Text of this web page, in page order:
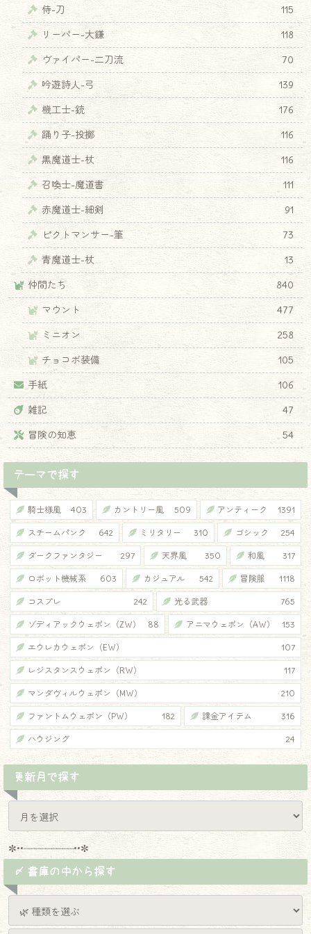
侍-刀
115
リーパー-大鎌
118
ヴァイパー-二刀流
70
吟遊詩人-弓
139
機工士-銃
176
踊り子-投擲
116
黒魔道士-杖
116
召喚士-魔道書
111
赤魔道士-細剣
91
ピクトマンサー-筆
73
青魔道士-杖
13
仲間たち
840
マウント
477
ミニオン
258
チョコボ装備
105
手紙
106
雑記
47
冒険の知恵
54
テーマで探す
騎士様風 403 カントリー風 509 アンティーク 1391
スチームパンク 642 ミリタリー 310 ゴシック 254
ダークファンタジー 297 天界風 350 和風 317
ロボット機械系 603 カジュアル 542 冒険服 1118
コスプレ 242 光る武器 765
ゾディアックウェポン（ZW） 88 アニマウェポン（AW） 153
エウレカウェポン（EW） 107
レジスタンスウェポン（RW） 117
マンダヴィルウェポン（MW） 210
ファントムウェポン（PW） 182 課金アイテム 316
ハウジング 24
更新月で探す
✼••┈┈┈┈┈┈┈┈┈••✼
〆 書庫の中から探す